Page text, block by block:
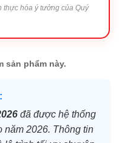
hóa ý tưởng của Quý
sản phẩm này.
đã được hệ thống
năm 2026. Thông tin